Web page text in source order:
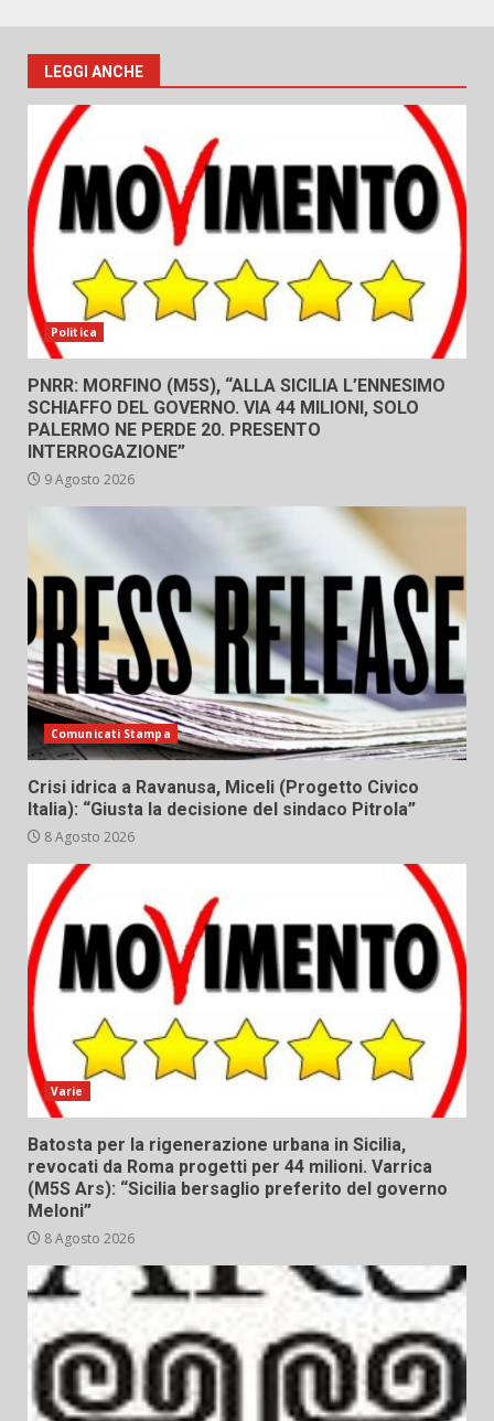
LEGGI ANCHE
Politica
PNRR: MORFINO (M5S), “ALLA SICILIA L’ENNESIMO
SCHIAFFO DEL GOVERNO. VIA 44 MILIONI, SOLO
PALERMO NE PERDE 20. PRESENTO
INTERROGAZIONE”
9 Agosto 2026
Comunicati Stampa
Crisi idrica a Ravanusa, Miceli (Progetto Civico
Italia): “Giusta la decisione del sindaco Pitrola”
8 Agosto 2026
Varie
Batosta per la rigenerazione urbana in Sicilia,
revocati da Roma progetti per 44 milioni. Varrica
(M5S Ars): “Sicilia bersaglio preferito del governo
Meloni”
8 Agosto 2026